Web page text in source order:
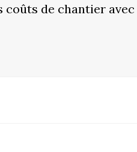
coûts de chantier avec